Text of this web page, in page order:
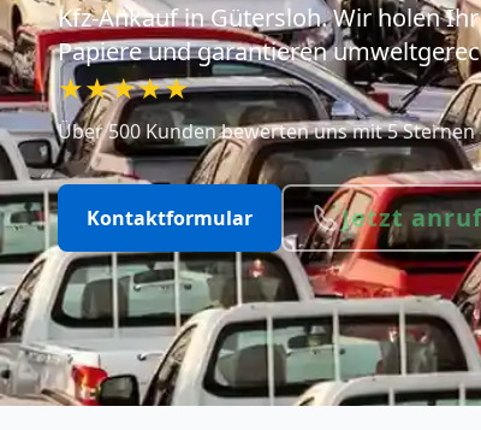
Kfz-Ankaufin Gütersloh. Wir holen
Papiere und garantieren
★★★★★
Über 500 Kunden bewerten uns mit 5
Kontaktformular Jetzt